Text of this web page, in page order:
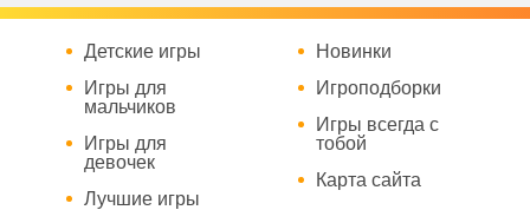
Детские игры
Игры для
мальчиков
Игры для
девочек
Лучшие игры
Новинки
Игроподборки
Игры всегда с
тобой
Карта сайта